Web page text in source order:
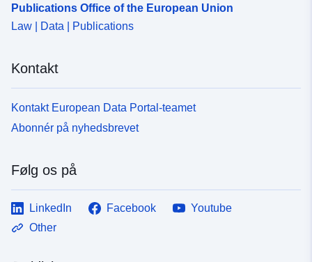
Publications Office of the European Union
Law | Data | Publications
Kontakt
Kontakt European Data Portal-teamet
Abonnér på nyhedsbrevet
Følg os på
LinkedIn Facebook
Youtube
Other